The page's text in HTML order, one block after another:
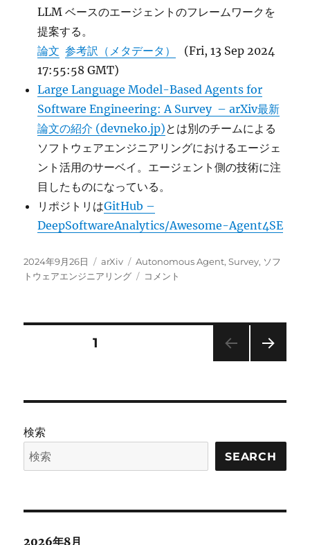
LLM ベースのエージェントのフレームワークを
提案する。
論文 参考訳（メタデータ）
(Fri, 13 Sep 2024
17:55:58 GMT)
Large Language Model-Based Agents for
Software Engineering: A Survey – arXiv最新
論文の紹介 (devneko.jp)とは別のチームによる
ソフトウェアエンジニアリングにおけるエージェ
ント活用のサーベイ。エージェント側の技術に注
目したものになっている。
リポジトリはGitHub –
DeepSoftwareAnalytics/Awesome-Agent4SE
投
稿
2024年9月26日
カ
テ
arXiv
タ
グ
Autonomous Agent,Survey, ソフ
トウェアエンジニアリング
Agents
コメント
の
ペ
ー
ジ
固定ページ1
検索
SEARCH
2026年8月